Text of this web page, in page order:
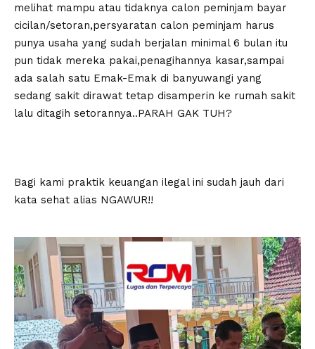
melihat mampu atau tidaknya calon peminjam bayar
cicilan/setoran,persyaratan calon peminjam harus
punya usaha yang sudah berjalan minimal 6 bulan itu
pun tidak mereka pakai,penagihannya kasar,sampai
ada salah satu Emak-Emak di banyuwangi yang
sedang sakit dirawat tetap disamperin ke rumah sakit
lalu ditagih setorannya..PARAH GAK TUH?
Bagi kami praktik keuangan ilegal ini sudah jauh dari
kata sehat alias NGAWUR!!